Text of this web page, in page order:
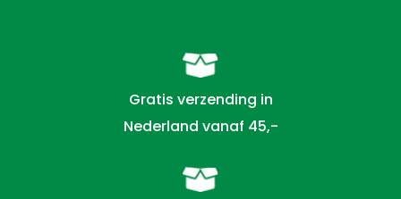
Gratis verzending in
Nederland vanaf 45,-